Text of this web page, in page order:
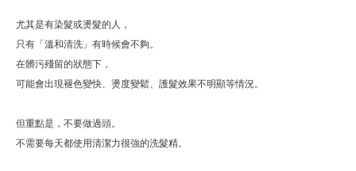
尤其是有染髮或燙髮的人，
只有「溫和清洗」有時候會不夠。
在髒污殘留的狀態下，
可能會出現褪色變快、燙度變鬆、護髮效果不明顯等情況。
但重點是，不要做過頭。
不需要每天都使用清潔力很強的洗髮精。